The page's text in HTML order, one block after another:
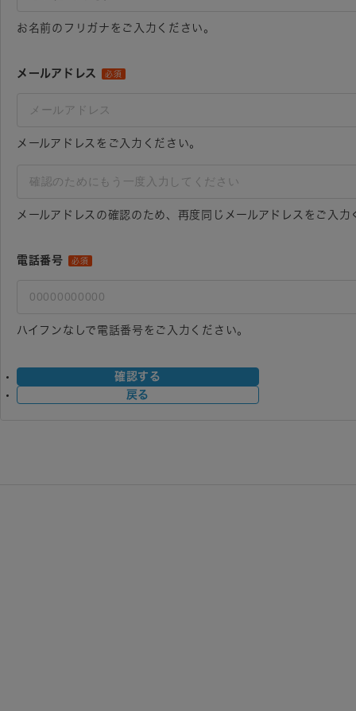
お名前のフリガナをご入力ください。
メールアドレス 必須
メールアドレスをご入力ください。
メールアドレスの確認のため、再度同じメールアドレスをご入力
電話番号 必須
ハイフンなしで電話番号をご入力ください。
戻る
確認する